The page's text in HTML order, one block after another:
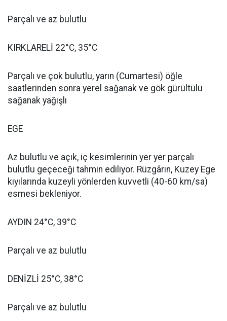
Parçalı ve az bulutlu
KIRKLARELİ 22°C, 35°C
Parçalı ve çok bulutlu, yarın (Cumartesi) öğle
saatlerinden sonra yerel sağanak ve gök gürültülü
sağanak yağışlı
EGE
Az bulutlu ve açık, iç kesimlerinin yer yer parçalı
bulutlu geçeceği tahmin ediliyor. Rüzgârın, Kuzey Ege
kıyılarında kuzeyli yönlerden kuvvetli (40-60 km/sa)
esmesi bekleniyor.
AYDIN 24°C, 39°C
Parçalı ve az bulutlu
DENİZLİ 25°C, 38°C
Parçalı ve az bulutlu